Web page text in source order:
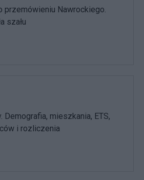
przemówieniu Nawrockiego.
szału
Demografia, mieszkania, ETS,
i rozliczenia